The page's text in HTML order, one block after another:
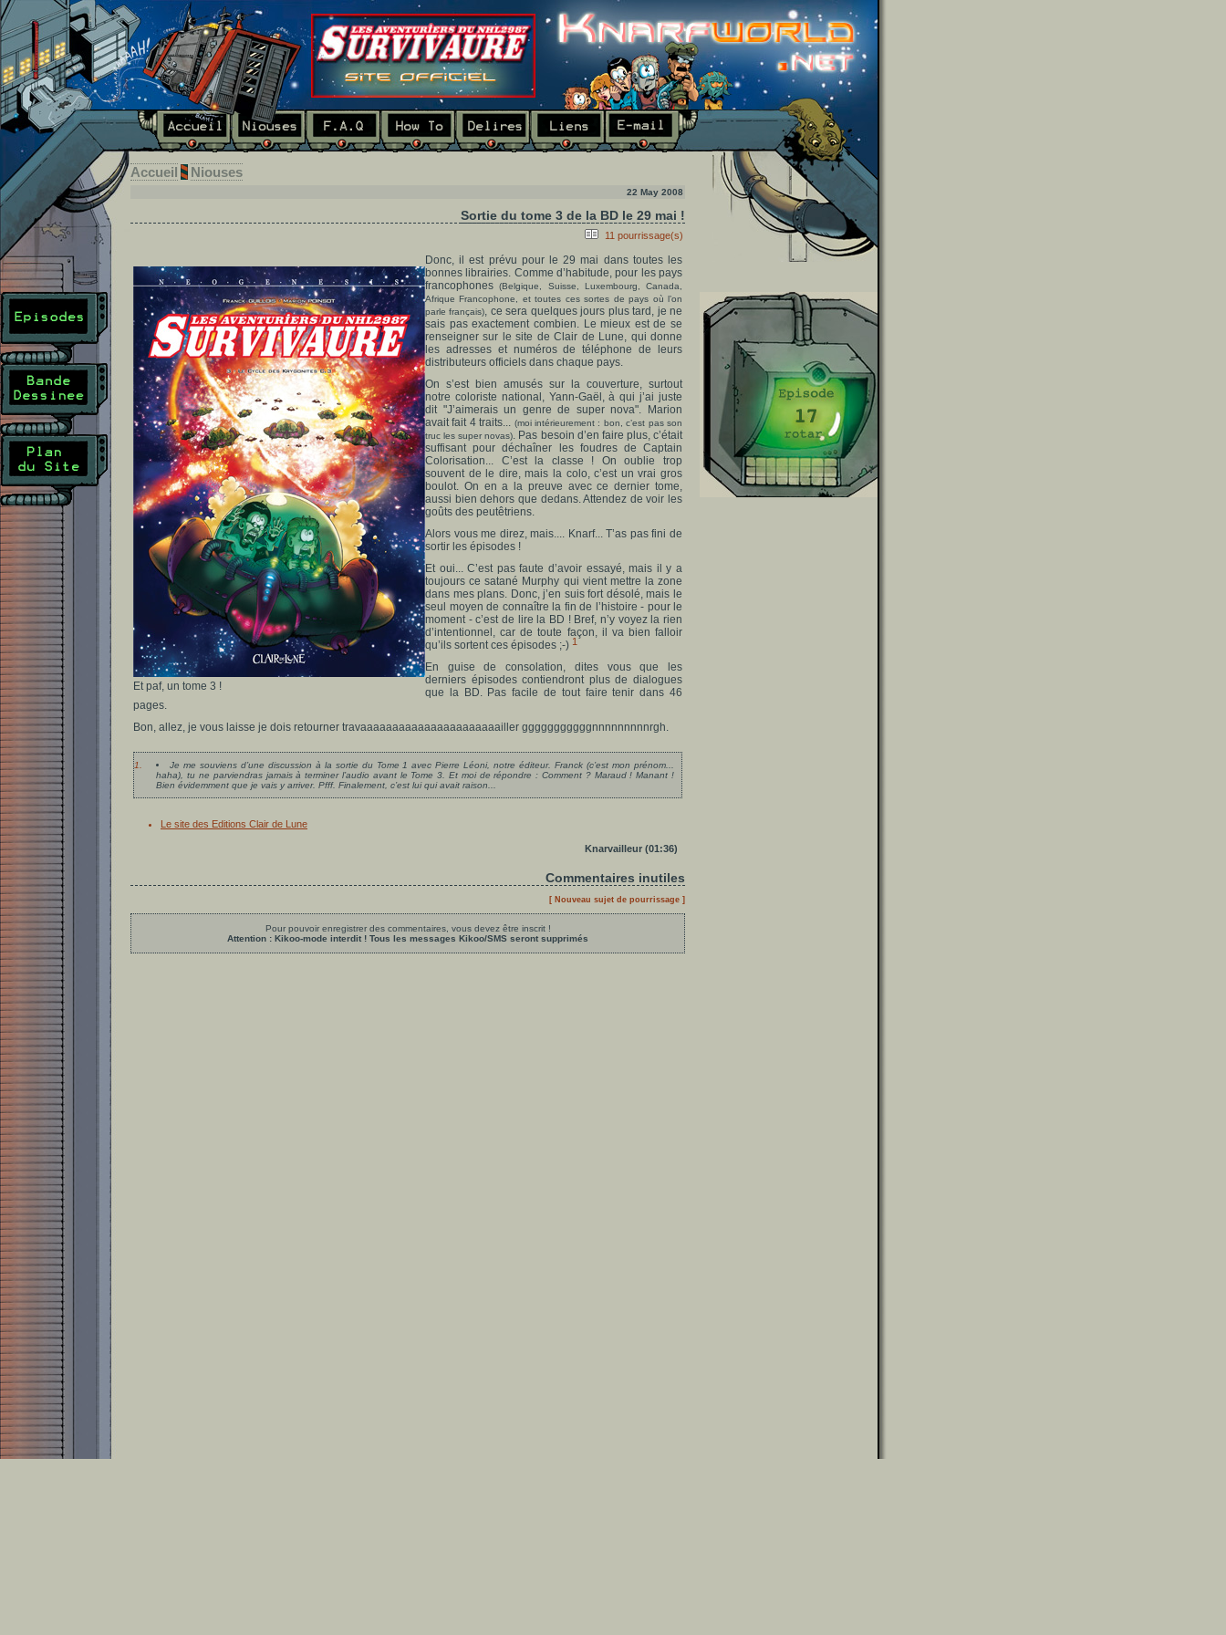
Accueil Niouses
22 May 2008
Sortie du tome 3 de la BD le 29 mai !
11 pourrissage(s)
Et paf, un tome 3 !
Donc, il est prévu pour le 29 mai dans toutes les
bonnes librairies. Comme d’habitude, pour les pays
francophones(Belgique, Suisse, Luxembourg, Canada,
Afrique Francophone, et toutes ces sortes de pays où l’on
parle français), ce sera quelques jours plus tard, je ne
sais pas exactement combien. Le mieux est de se
renseigner sur le site de Clair de Lune, qui donne
les adresses et numéros de téléphone de leurs
distributeurs officiels dans chaque pays.
On s’est bien amusés sur la couverture, surtout
notre coloriste national, Yann-Gaël, à qui j’ai juste
dit "J’aimerais un genre de super nova". Marion
avait fait 4 traits... (moi intérieurement : bon, c’est pas son
truc les super novas). Pas besoin d’en faire plus, c’était
suffisant pour déchaîner les foudres de Captain
Colorisation... C’est la classe ! On oublie trop
souvent de le dire, mais la colo, c’est un vrai gros
boulot. On en a la preuve avec ce dernier tome,
aussi bien dehors que dedans. Attendez de voir les
goûts des peutêtriens.
Alors vous me direz, mais.... Knarf... T’as pas fini de
sortir les épisodes !
Et oui... C’est pas faute d’avoir essayé, mais il y a
toujours ce satané Murphy qui vient mettre la zone
dans mes plans. Donc, j’en suis fort désolé, mais le
seul moyen de connaître la fin de l’histoire - pour le
moment - c’est de lire la BD ! Bref, n’y voyez la rien
d’intentionnel, car de toute façon, il va bien falloir
qu’ils sortent ces épisodes ;-) 1
En guise de consolation, dites vous que les
derniers épisodes contiendront plus de dialogues
que la BD. Pas facile de tout faire tenir dans 46
pages.
Bon, allez, je vous laisse je dois retourner travaaaaaaaaaaaaaaaaaaaaaailler gggggggggggnnnnnnnnnrgh.
1.
Je me souviens d’une discussion à la sortie du Tome 1 avec Pierre Léoni, notre éditeur. Franck (c’est mon prénom...
haha), tu ne parviendras jamais à terminer l’audio avant le Tome 3. Et moi de répondre : Comment ? Maraud ! Manant !
Bien évidemment que je vais y arriver. Pfff. Finalement, c’est lui qui avait raison...
Le site des Editions Clair de Lune
Knarvailleur (01:36)
Commentaires inutiles
[ Nouveau sujet de pourrissage ]
Pour pouvoir enregistrer des commentaires, vous devez être inscrit !
Attention : Kikoo-mode interdit ! Tous les messages Kikoo/SMS seront supprimés